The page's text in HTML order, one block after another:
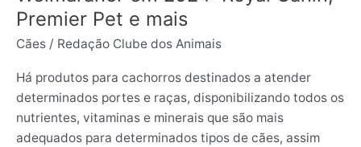
Premier Pet e mais
Cães / Redação Clube dos Animais
Há produtos para cachorros destinados a atender
determinados portes e raças, disponibilizando todos os
nutrientes, vitaminas e minerais que são mais
adequados para determinados tipos de cães, assim
Pet
e
mais